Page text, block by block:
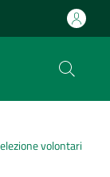
volontari